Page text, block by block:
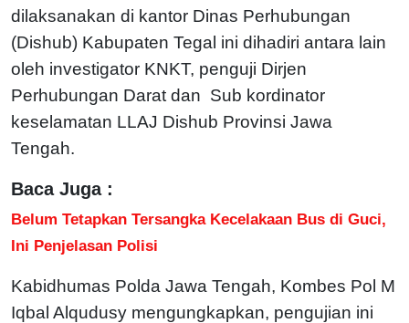
dilaksanakan di kantor Dinas Perhubungan
(Dishub) Kabupaten Tegal ini dihadiri antara lain
oleh investigator KNKT, penguji Dirjen
Perhubungan Darat dan Sub kordinator
keselamatan LLAJ Dishub Provinsi Jawa
Tengah.
Baca Juga :
Belum Tetapkan Tersangka Kecelakaan Bus di Guci,
Ini Penjelasan Polisi
Kabidhumas Polda Jawa Tengah, Kombes Pol M
Iqbal Alqudusy mengungkapkan, pengujian ini